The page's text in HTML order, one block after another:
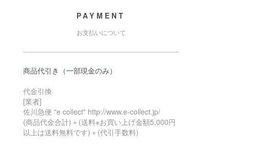
PAYMENT
お支払いについて
商品代引き（一部現金のみ）
代金引換
[業者]
佐川急便 "e collect" http://www.e-collect.jp/
(商品代金合計)＋(送料※お買い上げ金額5,000円
以上は送料無料です)＋(代引手数料)